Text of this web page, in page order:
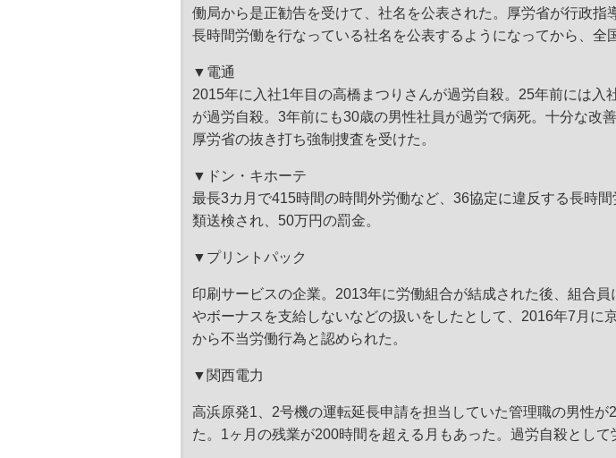
働局から是正勧告を受けて、社名を公表された。厚労省が行政指
長時間労働を行なっている社名を公表するようになってから、全
▼電通
2015年に入社1年目の高橋まつりさんが過労自殺。25年前には入
が過労自殺。3年前にも30歳の男性社員が過労で病死。十分な改善
厚労省の抜き打ち強制捜査を受けた。
▼ドン・キホーテ
最長3カ月で415時間の時間外労働など、36協定に違反する長時
類送検され、50万円の罰金。
▼プリントパック
印刷サービスの企業。2013年に労働組合が結成された後、組合員
やボーナスを支給しないなどの扱いをしたとして、2016年7月に
から不当労働行為と認められた。
▼関西電力
高浜原発1、2号機の運転延長申請を担当していた管理職の男性が
た。1ヶ月の残業が200時間を超える月もあった。過労自殺として